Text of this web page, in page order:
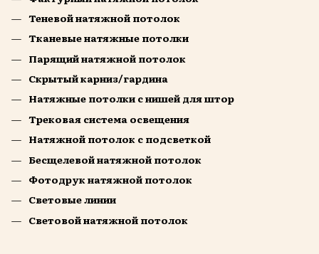
Теневой натяжной потолок
Тканевые натяжные потолки
Парящий натяжной потолок
Скрытый карниз/гардина
Натяжные потолки с нишей для штор
Трековая система освещения
Натяжной потолок с подсветкой
Бесщелевой натяжной потолок
Фотодрук натяжной потолок
Световые линии
Световой натяжной потолок